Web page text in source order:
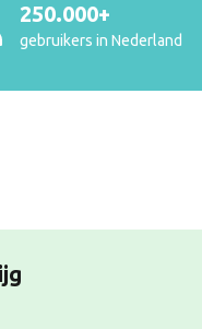
250.000+
gebruikers in Nederland